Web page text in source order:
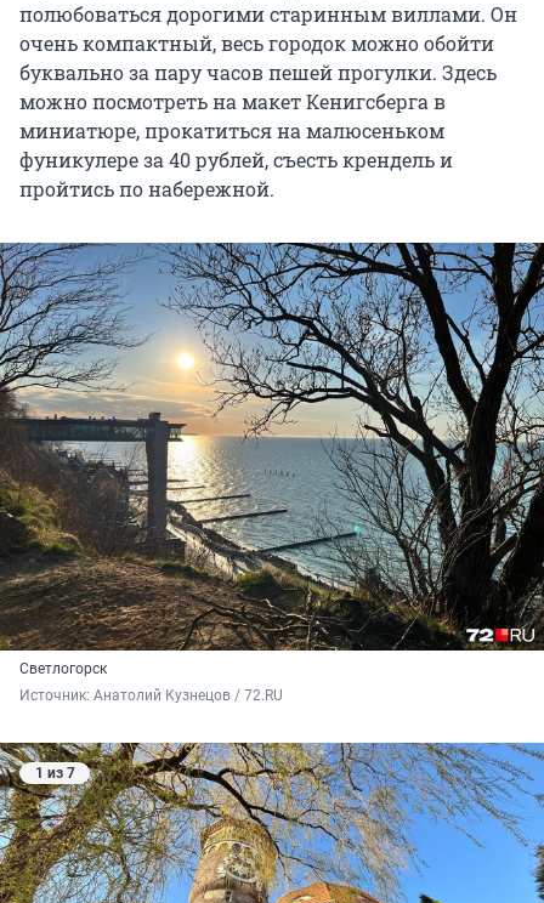
полюбоваться дорогими старинным виллами. Он
очень компактный, весь городок можно обойти
буквально за пару часов пешей прогулки. Здесь
можно посмотреть на макет Кенигсберга в
миниатюре, прокатиться на малюсеньком
фуникулере за 40 рублей, съесть крендель и
пройтись по набережной.
Светлогорск
Источник: Анатолий Кузнецов / 72.RU
1 из 7